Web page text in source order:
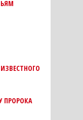
ПРОРОКА